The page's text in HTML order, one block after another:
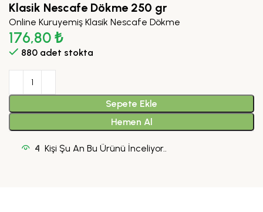
Klasik Nescafe Dökme 250 gr
Online Kuruyemiş Klasik Nescafe Dökme
176,80₺
880 adet stokta
Sepete Ekle
Hemen Al
4 Kişi Şu An Bu Ürünü İnceliyor..